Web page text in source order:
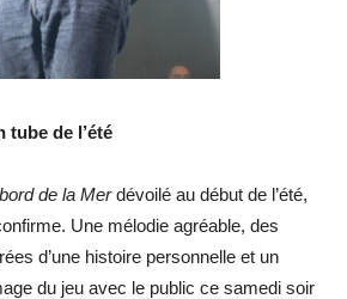
tube de l’été
de la Merdévoilé au début de l’été,
Une mélodie agréable, des
d’une histoire personnelle et un
du jeu avec le public ce samedi soir